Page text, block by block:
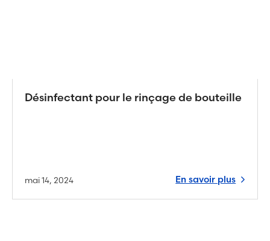
Désinfectant pour le rinçage de bouteille
mai 14, 2024 En savoir plus